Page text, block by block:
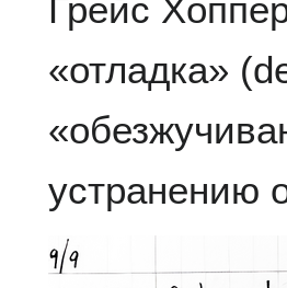
Грейс
«отладка»
устранению